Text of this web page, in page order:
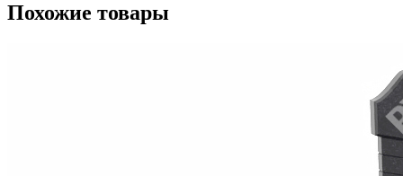
Похожие товары